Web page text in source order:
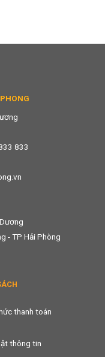
833
- TP Hải Phòng
thanh toán
thông tin